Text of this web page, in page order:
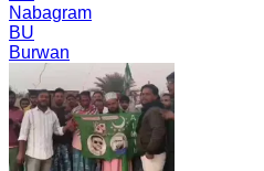
Nabagram
BU
Burwan